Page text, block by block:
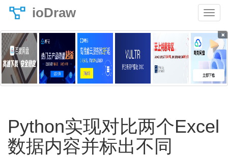
ioDraw
×
Python实现对比两个Excel
数据内容并标出不同